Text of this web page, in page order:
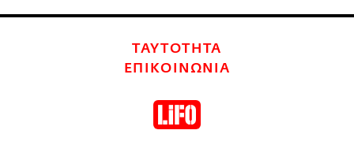
ΤΑΥΤΟΤΗΤΑ
ΕΠΙΚΟΙΝΩΝΙΑ